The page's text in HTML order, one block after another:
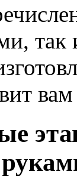
так
вам